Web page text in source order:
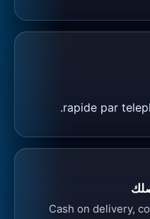
Cash on delivery,